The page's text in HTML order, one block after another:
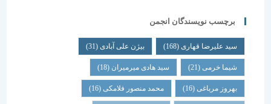
برچسب نویسندگان انجمن
سید علیرضا قهاری(168) بیژن علی آبادی(31)
شیما خرمی(21) سید هادی میرمیران(18)
بهروز مرباغی (16) محمد منصور فلامکی (16)